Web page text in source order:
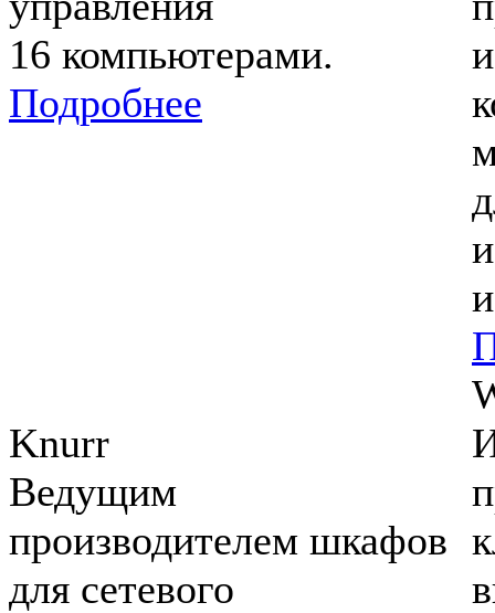
16 компьютерами.
Подробнее
Knurr
Ведущим
производителем шкафов
для сетевого